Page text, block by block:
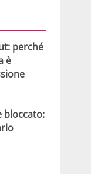
perché
è
bloccato: